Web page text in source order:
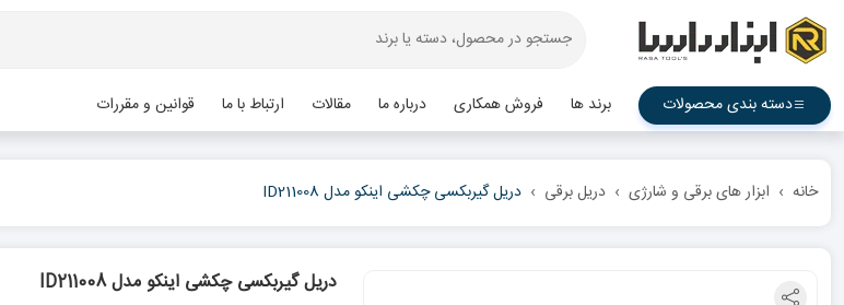
دسته بندی محصولات برند ها فروش همکاری درباره ما مقالات ارتباط با ما قوانین و مقررات
خانه ابزار های برقی و شارژی دریل برقی دریل گیربکسی چکشی اینکو مدل ID211008
دریل گیربکسی چکشی اینکو مدل ID211008